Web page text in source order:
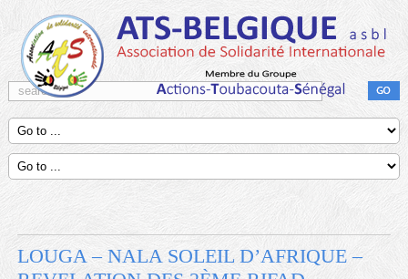
LOUGA – NALA SOLEIL D’AFRIQUE –